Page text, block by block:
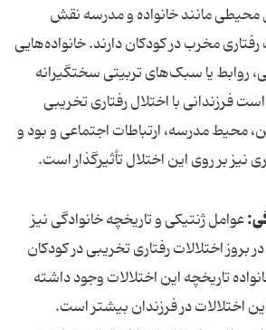
محیطی مانند خانواده و مدرسه نقش
مخرب در کودکان دارند. خانواده‌هایی
روابط یا سبک‌های تربیتی سختگیرانه
فرزندانی با اختلال رفتاری تخریبی
محیط مدرسه، ارتباطات اجتماعی و بود و
نیز بر روی این اختلال تأثیرگذار است.
عوامل ژنتیکی و تاریخچه خانوادگی نیز
اختلالات رفتاری تخریبی در کودکان
تاریخچه این اختلالات وجود داشته
اختلالات در فرزندان بیشتر است.